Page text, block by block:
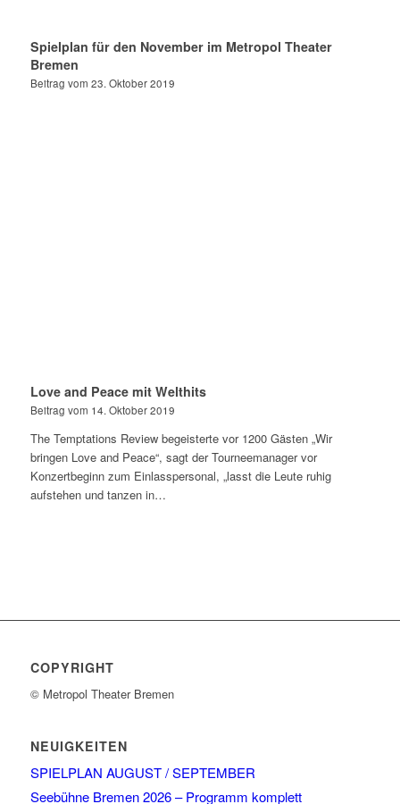
Spielplan für den November im Metropol Theater
Bremen
Beitrag vom 23. Oktober 2019
Love and Peace mit Welthits
Beitrag vom 14. Oktober 2019
The Temptations Review begeisterte vor 1200 Gästen „Wir
bringen Love and Peace“, sagt der Tourneemanager vor
Konzertbeginn zum Einlasspersonal, „lasst die Leute ruhig
aufstehen und tanzen in…
COPYRIGHT
© Metropol Theater Bremen
NEUIGKEITEN
SPIELPLAN AUGUST / SEPTEMBER
Seebühne Bremen 2026 – Programm komplett